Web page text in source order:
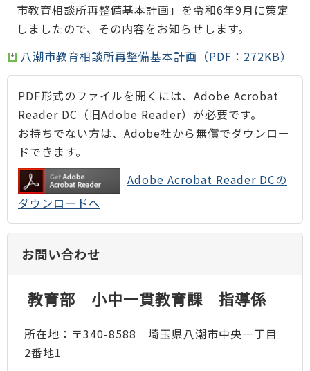
市教育相談所再整備基本計画」を令和6年9月に策定
しましたので、その内容をお知らせします。
八潮市教育相談所再整備基本計画（PDF：272KB）
PDF形式のファイルを開くには、Adobe Acrobat
Reader DC（旧Adobe Reader）が必要です。
お持ちでない方は、Adobe社から無償でダウンロー
ドできます。
Adobe Acrobat Reader DCの
ダウンロードへ
お問い合わせ
教育部 小中一貫教育課 指導係
所在地：〒340-8588 埼玉県八潮市中央一丁目
2番地1